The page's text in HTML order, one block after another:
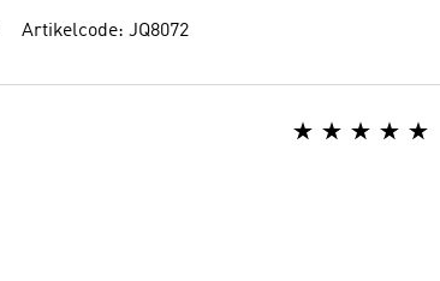
Artikelcode: JQ8072